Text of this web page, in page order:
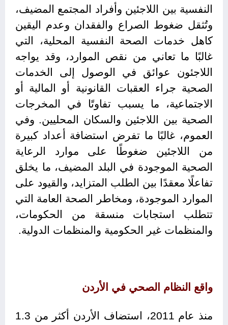
النفسية بين اللاجئين وأفراد المجتمع المضيف،
وتُثقل ضغوط الصراع والفقدان وعدم اليقين
كاهل خدمات الصحة النفسية المحلية، التي
غالبًا ما تعاني من نقص الموارد، وقد يواجه
اللاجئون عوائق في الوصول إلى الخدمات
الصحية جراء العقبات القانونية أو المالية أو
الاجتماعية، ما يسبب تفاوتًا في المخرجات
الصحية بين اللاجئين والسكان المحليين. وفي
العموم، غالبًا ما تفرض استضافة أعداد كبيرة
من اللاجئين ضغوطًا على موارد الرعاية
الصحية الموجودة في البلد المضيف، ما يخلق
تفاعلًا معقدًا بين الطلب المتزايد، والقيود على
الموارد الموجودة، ومخاطر الصحة العامة التي
تتطلب استجابات منسقة من الحكومات،
والمنظمات غير الحكومية والمنظمات الدولية.
واقع النظام الصحي في الأردن
منذ عام 2011، استضاف الأردن أكثر من 1.3